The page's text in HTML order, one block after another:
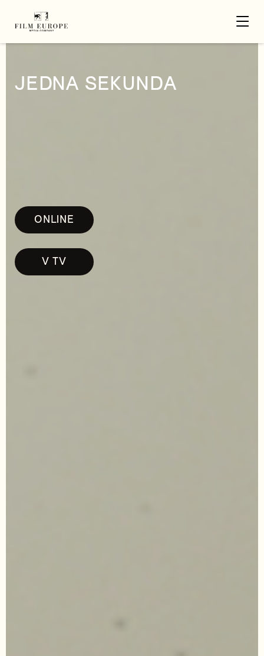
JEDNA SEKUNDA
ONLINE
V TV